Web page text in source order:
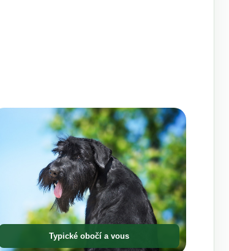
Typické obočí a vous